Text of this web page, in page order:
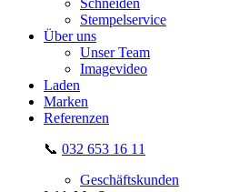
Schneiden
Stempelservice
Über uns
Unser Team
Imagevideo
Laden
Marken
Referenzen
📞 032 653 16 11
Geschäftskunden